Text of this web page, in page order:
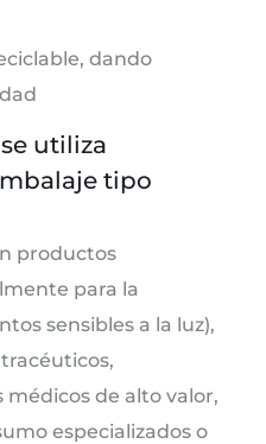
dando
utiliza
tipo
productos
para la
sensibles a la luz),
de alto valor,
especializados o